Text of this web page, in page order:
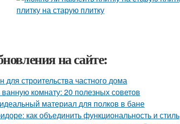
на сайте:
для строительства частного дома
ванную комнату: 20 полезных советов
материал для полков в бане
как объединить функциональность и стиль